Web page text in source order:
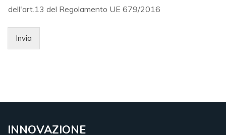
dell'art.13 del Regolamento UE 679/2016
Invia
INNOVAZIONE